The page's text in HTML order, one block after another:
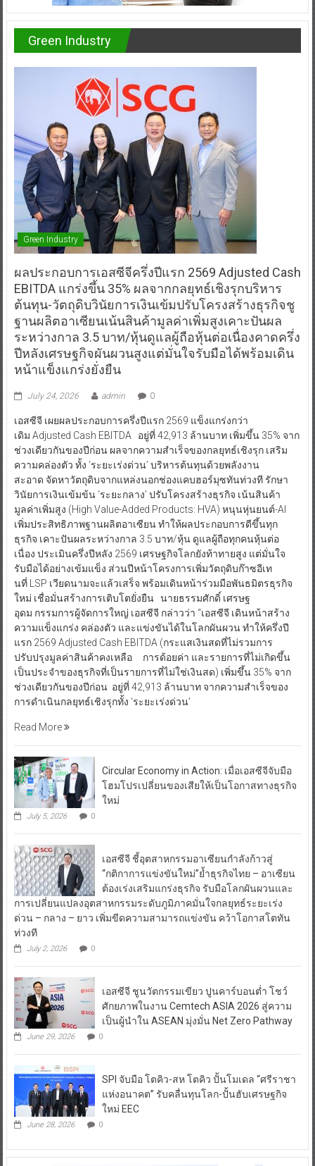
Green Industry
Green Industry
ผลประกอบการเอสซีจีครึ่งปีแรก 2569 Adjusted Cash
EBITDA แกร่งขึ้น 35% ผลจากกลยุทธ์เชิงรุกบริหาร
ต้นทุน-วัตถุดิบวินัยการเงินเข้มปรับโครงสร้างธุรกิจชู
ฐานผลิตอาเซียนเน้นสินค้ามูลค่าเพิ่มสูงเคาะปันผล
ระหว่างกาล 3.5 บาท/หุ้นดูแลผู้ถือหุ้นต่อเนื่องคาดครึ่ง
ปีหลังเศรษฐกิจผันผวนสูงแต่มั่นใจรับมือได้พร้อมเดิน
หน้าแข็งแกร่งยั่งยืน
July 24, 2026 admin 0
เอสซีจี เผยผลประกอบการครึ่งปีแรก 2569 แข็งแกร่งกว่า
เดิม Adjusted Cash EBITDA อยู่ที่ 42,913 ล้านบาท เพิ่มขึ้น 35% จาก
ช่วงเดียวกันของปีก่อน ผลจากความสำเร็จของกลยุทธ์เชิงรุก เสริม
ความคล่องตัว ทั้ง ‘ระยะเร่งด่วน’ บริหารต้นทุนด้วยพลังงาน
สะอาด จัดหาวัตถุดิบจากแหล่งนอกช่องแคบฮอร์มุซทันท่วงที รักษา
วินัยการเงินเข้มข้น ‘ระยะกลาง’ ปรับโครงสร้างธุรกิจ เน้นสินค้า
มูลค่าเพิ่มสูง (High Value-Added Products: HVA) หนุนหุ่นยนต์-AI
เพิ่มประสิทธิภาพฐานผลิตอาเซียน ทำให้ผลประกอบการดีขึ้นทุก
ธุรกิจ เคาะปันผลระหว่างกาล 3.5 บาท/หุ้น ดูแลผู้ถือทุกคนหุ้นต่อ
เนื่อง ประเมินครึ่งปีหลัง 2569 เศรษฐกิจโลกยังท้าทายสูง แต่มั่นใจ
รับมือได้อย่างเข้มแข็ง ส่วนปีหน้าโครงการเพิ่มวัตถุดิบก๊าซอีเท
นที่ LSP เวียดนามจะแล้วเสร็จ พร้อมเดินหน้าร่วมมือพันธมิตรธุรกิจ
ใหม่ เชื่อมั่นสร้างการเติบโตยั่งยืน นายธรรมศักดิ์ เศรษฐ
อุดม กรรมการผู้จัดการใหญ่ เอสซีจี กล่าวว่า “เอสซีจี เดินหน้าสร้าง
ความแข็งแกร่ง คล่องตัว และแข่งขันได้ในโลกผันผวน ทำให้ครึ่งปี
แรก 2569 Adjusted Cash EBITDA (กระแสเงินสดที่ไม่รวมการ
ปรับปรุงมูลค่าสินค้าคงเหลือ การด้อยค่า และรายการที่ไม่เกิดขึ้น
เป็นประจำของธุรกิจที่เป็นรายการที่ไม่ใช่เงินสด) เพิ่มขึ้น 35% จาก
ช่วงเดียวกันของปีก่อน อยู่ที่ 42,913 ล้านบาท จากความสำเร็จของ
การดำเนินกลยุทธ์เชิงรุกทั้ง ‘ระยะเร่งด่วน’
Read More
Circular Economy in Action: เมื่อเอสซีจีจับมือ
โฮมโปรเปลี่ยนของเสียให้เป็นโอกาสทางธุรกิจ
ใหม่
July 5, 2026 0
เอสซีจี ชี้อุตสาหกรรมอาเซียนกำลังก้าวสู่
“กติกาการแข่งขันใหม่”ย้ำธุรกิจไทย – อาเซียน
ต้องเร่งเสริมแกร่งธุรกิจ รับมือโลกผันผวนและ
การเปลี่ยนแปลงอุตสาหกรรมระดับภูมิภาคมั่นใจกลยุทธ์ระยะเร่ง
ด่วน – กลาง – ยาว เพิ่มขีดความสามารถแข่งขัน คว้าโอกาสโตทัน
ท่วงที
July 2, 2026 0
เอสซีจี ชูนวัตกรรมเขียว ปูนคาร์บอนต่ำ โชว์
ศักยภาพในงาน Cemtech ASIA 2026 สู่ความ
เป็นผู้นำใน ASEAN มุ่งมั่น Net Zero Pathway
June 29, 2026 0
SPI จับมือ โตคิว-สห โตคิว ปั้นโมเดล “ศรีราชา
แห่งอนาคต” รับคลื่นทุนโลก-ปั้นฮับเศรษฐกิจ
ใหม่ EEC
June 28, 2026 0